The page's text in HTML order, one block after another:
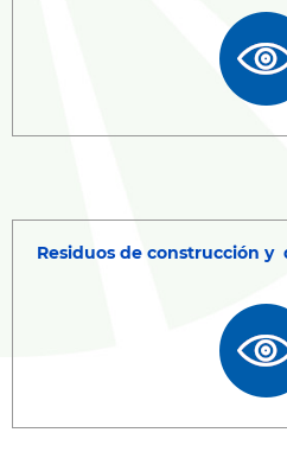
Residuos de construcción y